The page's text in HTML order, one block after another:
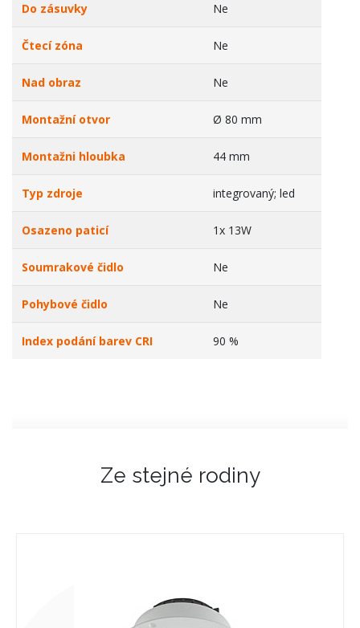
Do zásuvky Ne
Čtecí zóna Ne
Nad obraz Ne
Montažní otvor Ø 80 mm
Montažni hloubka 44 mm
Typ zdroje integrovaný; led
Osazeno paticí 1x 13W
Soumrakové čidlo Ne
Pohybové čidlo Ne
Index podání barev CRI 90 %
Ze stejné rodiny